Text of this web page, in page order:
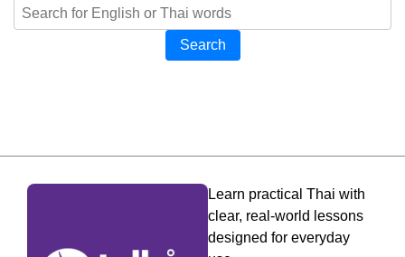
Search
Learn practical Thai with
clear, real-world lessons
designed for everyday